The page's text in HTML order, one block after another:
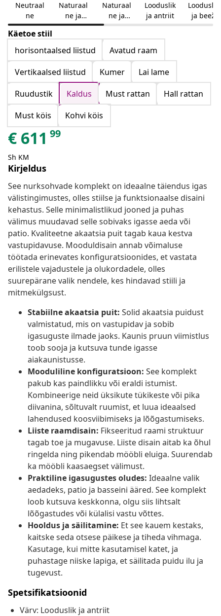
Neutraal
ne
Naturaal
ne ja
kreemjas
Naturaal
ne ja
helehall
Looduslik
ja antriit
Looduslik
ja beež
Käetoe stiil
horisontaalsed liistud
Avatud raam
Vertikaalsed liistud
Kumer
Lai lame
Ruudustik
Kaldus Must rattan
Hall rattan
Must köis
Kohvi köis
€ 611 99
Sh KM
Kirjeldus
See nurksohvade komplekt on ideaalne täiendus igas
välistingimustes, olles stiilse ja funktsionaalse disaini
kehastus. Selle minimalistlikud jooned ja puhas
välimus muudavad selle sobivaks igasse aeda või
patio. Kvaliteetne akaatsia puit tagab kaua kestva
vastupidavuse. Mooduldisain annab võimaluse
töötada erinevates konfiguratsioonides, et vastata
erilistele vajadustele ja olukordadele, olles
suurepärane valik nendele, kes hindavad stiili ja
mitmekülgsust.
Stabiilne akaatsia puit: Solid akaatsia puidust
valmistatud, mis on vastupidav ja sobib
igasuguste ilmade jaoks. Kaunis pruun viimistlus
toob sooja ja kutsuva tunde igasse
aiakaunistusse.
Mooduliline konfiguratsioon: See komplekt
pakub kas paindlikku või eraldi istumist.
Kombineerige neid üksikute tükikeste või pika
diivanina, sõltuvalt ruumist, et luua ideaalsed
lahendused koosviibimiseks ja lõõgastumiseks.
Liiste raamdisain: Fikseeritud raami struktuur
tagab toe ja mugavuse. Liiste disain aitab ka õhul
ringelda ning pikendab mööbli eluiga. Suurendab
ka mööbli kaasaegset välimust.
Praktiline igasugustes oludes: Ideaalne valik
aedadeks, patio ja basseini ääred. See komplekt
loob kutsuva keskkonna, olgu siis lihtsalt
lõõgastudes või külalisi vastu võttes.
Hooldus ja säilitamine: Et see kauem kestaks,
kaitske seda otsese päikese ja tiheda vihmaga.
Kasutage, kui mitte kasutamisel katet, ja
puhastage niiske lapiga, et säilitada puidu ilu ja
tugevust.
Spetsifikatsioonid
Värv: Looduslik ja antriit